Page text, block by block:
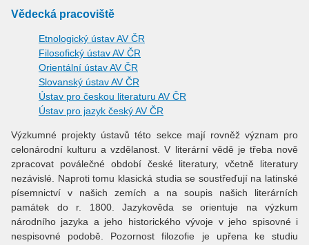
Vědecká pracoviště
Etnologický ústav AV ČR
Filosofický ústav AV ČR
Orientální ústav AV ČR
Slovanský ústav AV ČR
Ústav pro českou literaturu AV ČR
Ústav pro jazyk český AV ČR
Výzkumné projekty ústavů této sekce mají rovněž význam pro
celonárodní kulturu a vzdělanost. V literární vědě je třeba nově
zpracovat poválečné období české literatury, včetně literatury
nezávislé. Naproti tomu klasická studia se soustřeďují na latinské
písemnictví v našich zemích a na soupis našich literárních
památek do r. 1800. Jazykověda se orientuje na výzkum
národního jazyka a jeho historického vývoje v jeho spisovné i
nespisovné podobě. Pozornost filozofie je upřena ke studiu